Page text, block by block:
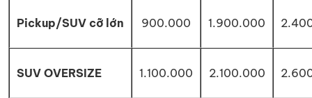
Pickup/SUV cỡ lớn 900.000 1.900.000
SUV OVERSIZE 1.100.000 2.100.000